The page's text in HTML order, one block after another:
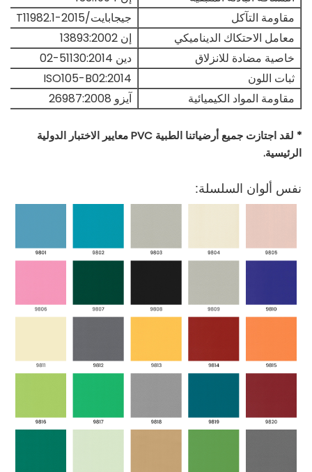
مقاومة التآكل
جيجابايت/T11982.1-2015
معامل الاحتكاك الديناميكي
إن 13893:2002
خاصية مضادة للانزلاق
دين 51130:2014-02
ثبات اللون
ISO105-B02:2014
مقاومة المواد الكيميائية
آيزو 26987:2008
* لقد اجتازت جميع أرضياتنا الطبية PVC معايير الاختبار الدولية
الرئيسية.
نفس ألوان السلسلة: